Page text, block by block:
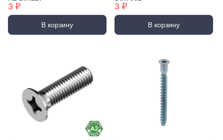
3 ₽
В корзину
3 ₽
В корзину